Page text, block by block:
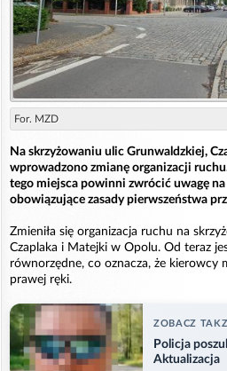
For. MZD
Na skrzyżowaniu ulic Grunwaldzkiej,
wprowadzono zmianę organizacji
tego miejsca powinni zwrócić uwagę
obowiązujące zasady pierwszeństwa
Zmieniła się organizacja ruchu na
Czaplaka i Matejki w Opolu. Od teraz
równorzędne, co oznacza, że kierowcy
prawej ręki.
ZOBACZ
Policja
Aktualizacja